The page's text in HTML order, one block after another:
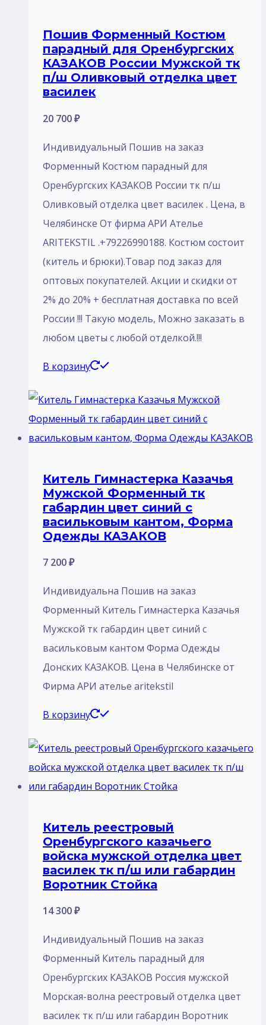
Пошив Форменный Костюм
парадный для Оренбургских
КАЗАКОВ России Мужской тк
п/ш Оливковый отделка цвет
василек
20 700₽
Индивидуальный Пошив на заказ
Форменный Костюм парадный для
Оренбургских КАЗАКОВ России тк п/ш
Оливковый отделка цвет василек . Цена, в
Челябинске От фирма АРИ Ателье
ARITEKSTIL .+79226990188. Костюм состоит
(китель и брюки).Товар под заказ для
оптовых покупателей. Акции и скидки от
2% до 20% + бесплатная доставка по всей
России !!! Такую модель, Mожно заказать в
любом цветы с любой отделкой.!!!
В корзину
Китель Гимнастерка Казачья
Мужской Форменный тк
габардин цвет синий с
васильковым кантом, Форма
Одежды КАЗАКОВ
7 200₽
Индивидуальна Пошив на заказ
Форменный Китель Гимнастерка Казачья
Мужской тк габардин цвет синий с
васильковым кантом Форма Одежды
Донских КАЗАКОВ. Цена в Челябинске от
Фирма АРИ ателье aritekstil
В корзину
Китель реестровый
Оренбургского казачьего
войска мужской отделка цвет
василек тк п/ш или габардин
Воротник Стойка
14 300₽
Индивидуальный Пошив на заказ
Форменный Китель парадный для
Оренбургских КАЗАКОВ Россия мужской
Морская-волна реестровый отделка цвет
василек тк п/ш или габардин Воротник